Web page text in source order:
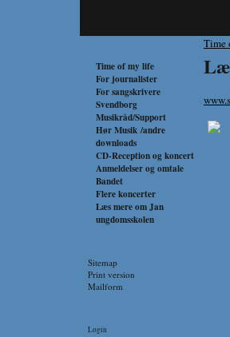
Time of my life
For journalister
For sangskrivere
Svendborg
Musikråd/Support
Hør Musik /andre
downloads
CD-Reception og koncert
Anmeldelser og omtale
Bandet
Flere koncerter
Læs mere om Jan
ungdomsskolen
Sitemap
Print version
Mailform
Login
Time